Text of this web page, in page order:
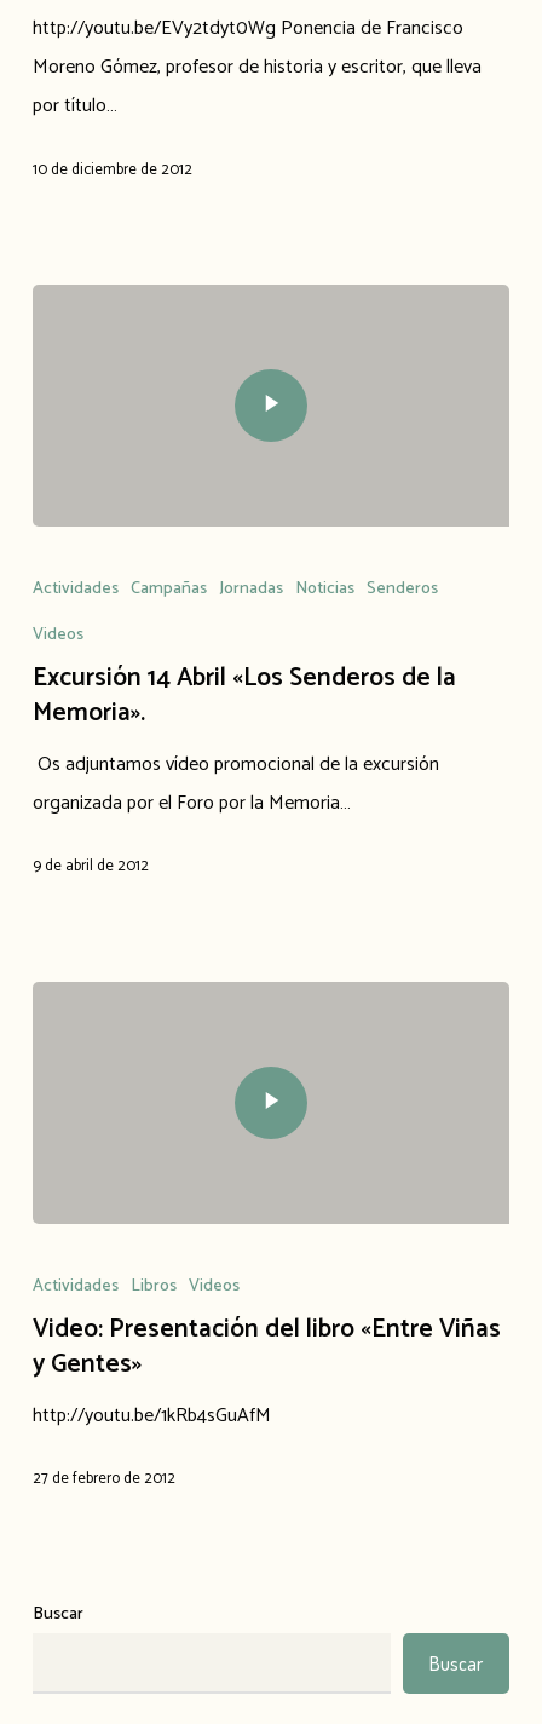
http://youtu.be/EVy2tdyt0Wg Ponencia de Francisco
Moreno Gómez, profesor de historia y escritor, que lleva
por título…
10 de diciembre de 2012
Actividades Campañas Jornadas Noticias Senderos
Videos
Excursión 14 Abril «Los Senderos de la
Memoria».
Os adjuntamos vídeo promocional de la excursión
organizada por el Foro por la Memoria…
9 de abril de 2012
Actividades Libros Videos
Video: Presentación del libro «Entre Viñas
y Gentes»
http://youtu.be/1kRb4sGuAfM
27 de febrero de 2012
Buscar
Buscar